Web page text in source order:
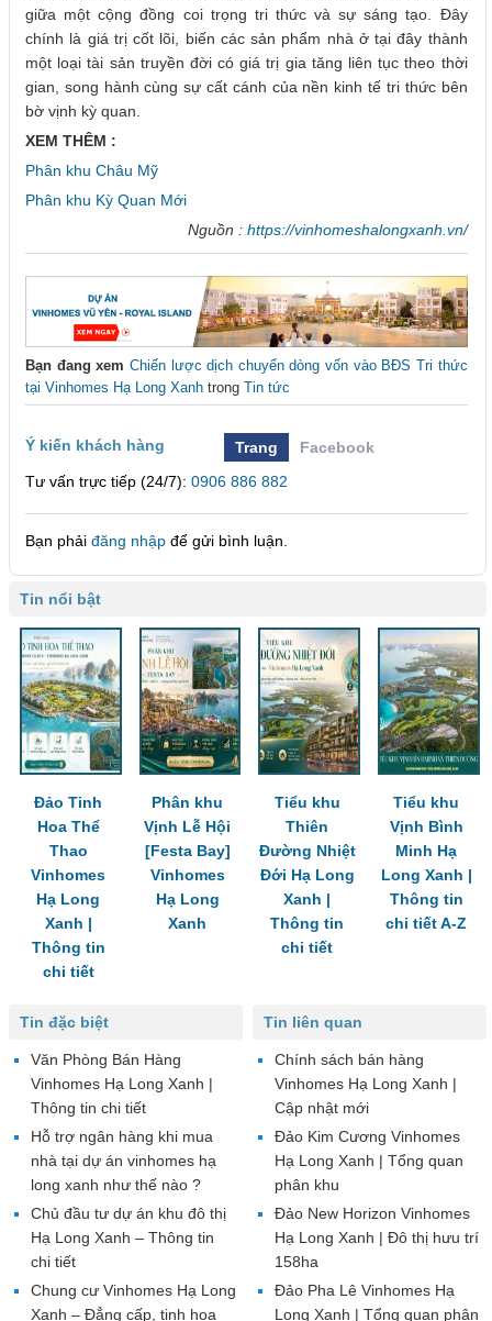
giữa một cộng đồng coi trọng tri thức và sự sáng tạo. Đây
chính là giá trị cốt lõi, biến các sản phẩm nhà ở tại đây thành
một loại tài sản truyền đời có giá trị gia tăng liên tục theo thời
gian, song hành cùng sự cất cánh của nền kinh tế tri thức bên
bờ vịnh kỳ quan.
XEM THÊM :
Phân khu Châu Mỹ
Phân khu Kỳ Quan Mới
Nguồn : https://vinhomeshalongxanh.vn/
Bạn đang xem Chiến lược dịch chuyển dòng vốn vào BĐS Tri thức
tại Vinhomes Hạ Long Xanh trong Tin tức
Ý kiến khách hàng Trang
Facebook
Tư vấn trực tiếp (24/7): 0906 886 882
Bạn phải đăng nhập để gửi bình luận.
Tin nổi bật
Đảo Tinh
Hoa Thể
Thao
Vinhomes
Hạ Long
Xanh |
Thông tin
chi tiết
Phân khu
Vịnh Lễ Hội
[Festa Bay]
Vinhomes
Hạ Long
Xanh
Tiểu khu
Thiên
Đường Nhiệt
Đới Hạ Long
Xanh |
Thông tin
chi tiết
Tiểu khu
Vịnh Bình
Minh Hạ
Long Xanh |
Thông tin
chi tiết A-Z
Tin liên quan
Chính sách bán hàng
Vinhomes Hạ Long Xanh |
Cập nhật mới
Đảo Kim Cương Vinhomes
Hạ Long Xanh | Tổng quan
phân khu
Đảo New Horizon Vinhomes
Hạ Long Xanh | Đô thị hưu trí
158ha
Đảo Pha Lê Vinhomes Hạ
Long Xanh | Tổng quan phân
Tin đặc biệt
Văn Phòng Bán Hàng
Vinhomes Hạ Long Xanh |
Thông tin chi tiết
Hỗ trợ ngân hàng khi mua
nhà tại dự án vinhomes hạ
long xanh như thế nào ?
Chủ đầu tư dự án khu đô thị
Hạ Long Xanh – Thông tin
chi tiết
Chung cư Vinhomes Hạ Long
Xanh – Đẳng cấp, tinh hoa